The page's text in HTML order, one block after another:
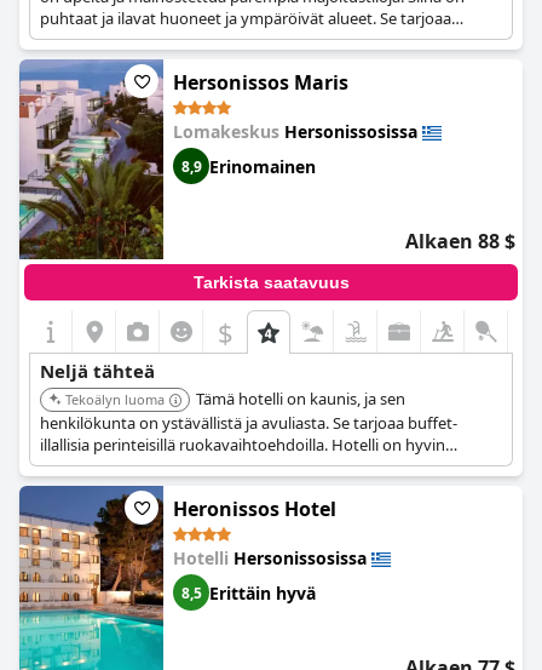
puhtaat ja ilavat huoneet ja ympäröivät alueet. Se tarjoaa
ihanan perhelomakokemuksen.
Hersonissos Maris
Lomakeskus Hersonissosissa
8,9 Erinomainen
Alkaen 88 $
Tarkista saatavuus
$
Neljä tähteä
Tekoälyn luoma
Tämä hotelli on kaunis, ja sen
henkilökunta on ystävällistä ja avuliasta. Se tarjoaa buffet-
illallisia perinteisillä ruokavaihtoehdoilla. Hotelli on hyvin
ylläpidetty ja tarjoaa miellyttävän kokemuksen vieraille.
Heronissos Hotel
Hotelli Hersonissosissa
8,5 Erittäin hyvä